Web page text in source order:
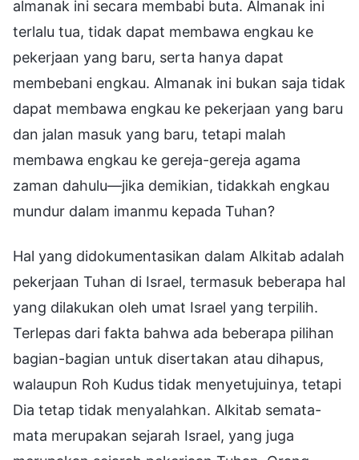
almanak ini secara membabi buta. Almanak ini
terlalu tua, tidak dapat membawa engkau ke
pekerjaan yang baru, serta hanya dapat
membebani engkau. Almanak ini bukan saja tidak
dapat membawa engkau ke pekerjaan yang baru
dan jalan masuk yang baru, tetapi malah
membawa engkau ke gereja-gereja agama
zaman dahulu—jika demikian, tidakkah engkau
mundur dalam imanmu kepada Tuhan?
Hal yang didokumentasikan dalam Alkitab adalah
pekerjaan Tuhan di Israel, termasuk beberapa hal
yang dilakukan oleh umat Israel yang terpilih.
Terlepas dari fakta bahwa ada beberapa pilihan
bagian-bagian untuk disertakan atau dihapus,
walaupun Roh Kudus tidak menyetujuinya, tetapi
Dia tetap tidak menyalahkan. Alkitab semata-
mata merupakan sejarah Israel, yang juga